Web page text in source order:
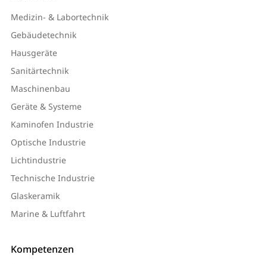
Medizin- & Labortechnik
Gebäudetechnik
Hausgeräte
Sanitärtechnik
Maschinenbau
Geräte & Systeme
Kaminofen Industrie
Optische Industrie
Lichtindustrie
Technische Industrie
Glaskeramik
Marine & Luftfahrt
Kompetenzen